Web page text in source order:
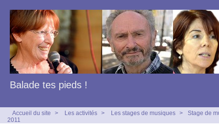
Balade tes pieds !
Accueil du site > Les activités > Les stages de musiques >
Stage de
2011